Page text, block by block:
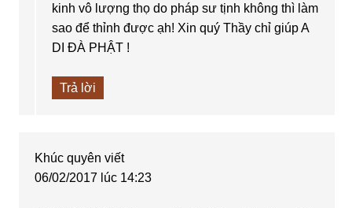
kinh vô lượng thọ do pháp sư tịnh không thì làm
sao để thỉnh được ạh! Xin quý Thầy chỉ giúp A
DI ĐÀ PHẬT !
Trả lời
Khúc quyên viết
06/02/2017 lúc 14:23